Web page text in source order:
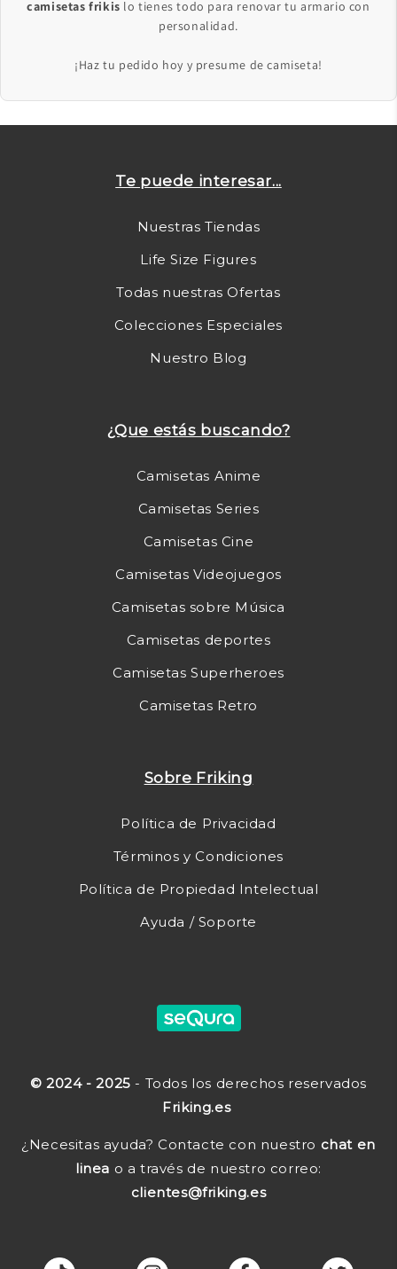
camisetas frikis lo tienes todo para renovar tu armario con
personalidad.
¡Haz tu pedido hoy y presume de camiseta!
Te puede interesar...
Nuestras Tiendas
Life Size Figures
Todas nuestras Ofertas
Colecciones Especiales
Nuestro Blog
¿Que estás buscando?
Camisetas Anime
Camisetas Series
Camisetas Cine
Camisetas Videojuegos
Camisetas sobre Música
Camisetas deportes
Camisetas Superheroes
Camisetas Retro
Sobre Friking
Política de Privacidad
Términos y Condiciones
Política de Propiedad Intelectual
Ayuda / Soporte
© 2024 - 2025 - Todos los derechos reservados
Friking.es
¿Necesitas ayuda? Contacte con nuestro chat en
linea o a través de nuestro correo:
clientes@friking.es